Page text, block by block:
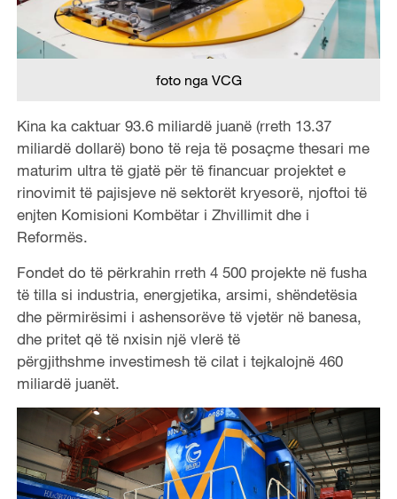
foto nga VCG
Kina ka caktuar 93.6 miliardë juanë (rreth 13.37
miliardë dollarë) bono të reja të posaçme thesari me
maturim ultra të gjatë për të financuar projektet e
rinovimit të pajisjeve në sektorët kryesorë, njoftoi të
enjten Komisioni Kombëtar i Zhvillimit dhe i
Reformës.
Fondet do të përkrahin rreth 4 500 projekte në fusha
të tilla si industria, energjetika, arsimi, shëndetësia
dhe përmirësimi i ashensorëve të vjetër në banesa,
dhe pritet që të nxisin një vlerë të
përgjithshme investimesh të cilat i tejkalojnë 460
miliardë juanët.